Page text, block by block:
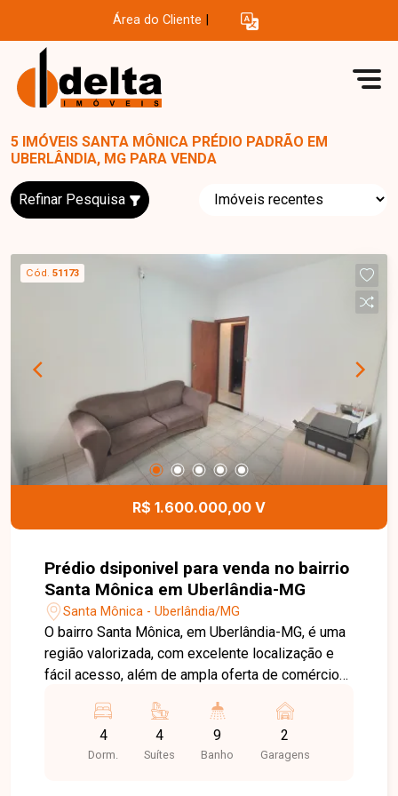
Área do Cliente
5 IMÓVEIS SANTA MÔNICA PRÉDIO PADRÃO EM
UBERLÂNDIA, MG PARA VENDA
Refinar Pesquisa
Cód. 51173
R$ 1.600.000,00 V
Prédio dsiponivel para venda no bairrio
Santa Mônica em Uberlândia-MG
Santa Mônica - Uberlândia/MG
O bairro Santa Mônica, em Uberlândia-MG, é uma
região valorizada, com excelente localização e
fácil acesso, além de ampla oferta de comércios,
tanto para moradia quanto para investimento.
Prédio com uso misto, composto por
apartamento residencial e ponto comercial com
4
Dorm.
4
Suítes
9
Banho
2
Garagens